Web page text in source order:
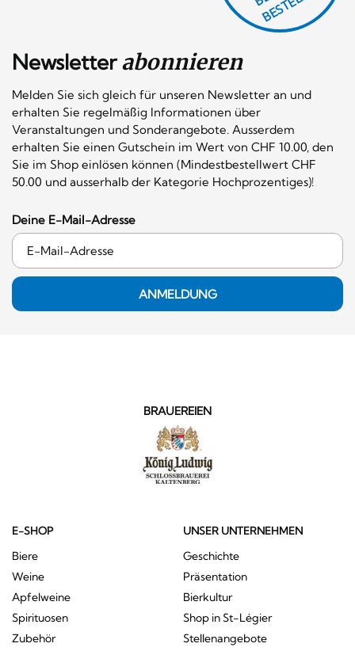
Newsletterabonnieren
Melden Sie sich gleich für unseren Newsletter an und
erhalten Sie regelmäßig Informationen über
Veranstaltungen und Sonderangebote. Ausserdem
erhalten Sie einen Gutschein im Wert von CHF 10.00, den
Sie im Shop einlösen können (Mindestbestellwert CHF
50.00 und ausserhalb der Kategorie Hochprozentiges)!
Deine E-Mail-Adresse
ANMELDUNG
BRAUEREIEN
E-SHOP
Biere
Weine
Apfelweine
Spirituosen
Zubehör
UNSER UNTERNEHMEN
Geschichte
Präsentation
Bierkultur
Shop in St-Légier
Stellenangebote